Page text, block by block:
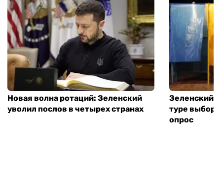
Новая волна ротаций: Зеленский
уволил послов в четырех странах
Зеленский
туре
опрос